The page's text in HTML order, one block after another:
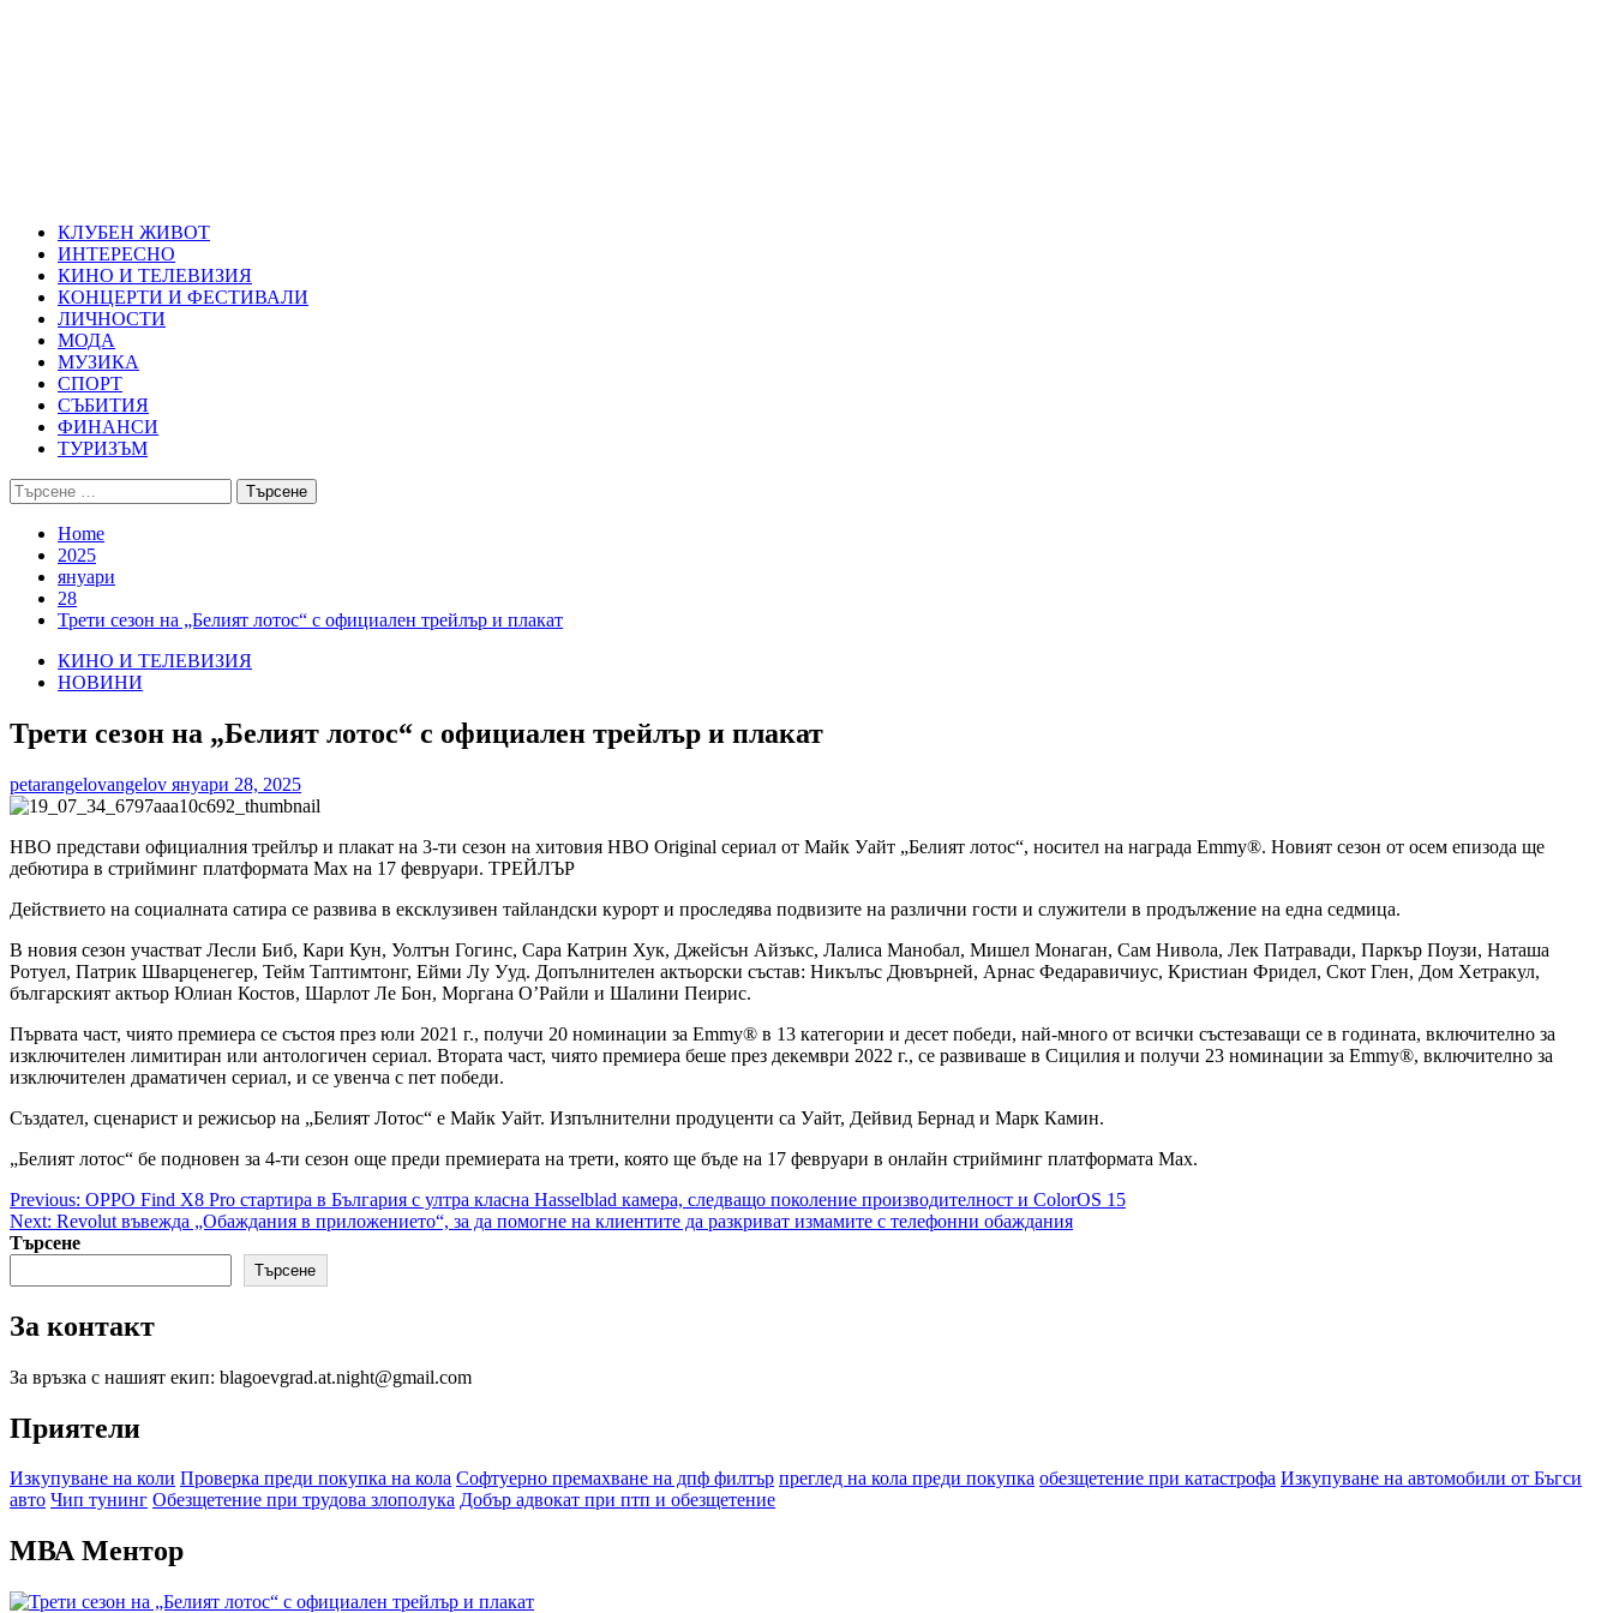
КЛУБЕН ЖИВОТ
ИНТЕРЕСНО
КИНО И ТЕЛЕВИЗИЯ
КОНЦЕРТИ И ФЕСТИВАЛИ
ЛИЧНОСТИ
МОДА
МУЗИКА
СПОРТ
СЪБИТИЯ
ФИНАНСИ
ТУРИЗЪМ
Търсене
за:
Home
2025
януари
28
Трети сезон на „Белият лотос“ с официален трейлър и плакат
КИНО И ТЕЛЕВИЗИЯ
НОВИНИ
Трети сезон на „Белият лотос“ с официален трейлър и плакат
petarangelovangelov януари 28, 2025
HBO представи официалния трейлър и плакат на 3-ти сезон на хитовия HBO Original сериал от Майк Уайт „Белият лотос“, носител на награда Emmy®. Новият сезон от осем епизода ще
дебютира в стрийминг платформата Max на 17 февруари. ТРЕЙЛЪР
Действието на социалната сатира се развива в ексклузивен тайландски курорт и проследява подвизите на различни гости и служители в продължение на една седмица.
В новия сезон участват Лесли Биб, Кари Кун, Уолтън Гогинс, Сара Катрин Хук, Джейсън Айзъкс, Лалиса Манобал, Мишел Монаган, Сам Нивола, Лек Патравади, Паркър Поузи, Наташа
Ротуел, Патрик Шварценегер, Тейм Таптимтонг, Ейми Лу Ууд. Допълнителен актьорски състав: Никълъс Дювърней, Арнас Федаравичиус, Кристиан Фридел, Скот Глен, Дом Хетракул,
българският актьор Юлиан Костов, Шарлот Ле Бон, Моргана О’Райли и Шалини Пеирис.
Първата част, чиято премиера се състоя през юли 2021 г., получи 20 номинации за Emmy® в 13 категории и десет победи, най-много от всички състезаващи се в годината, включително за
изключителен лимитиран или антологичен сериал. Втората част, чиято премиера беше през декември 2022 г., се развиваше в Сицилия и получи 23 номинации за Emmy®, включително за
изключителен драматичен сериал, и се увенча с пет победи.
Създател, сценарист и режисьор на „Белият Лотос“ е Майк Уайт. Изпълнителни продуценти са Уайт, Дейвид Бернад и Марк Камин.
„Белият лотос“ бе подновен за 4-ти сезон още преди премиерата на трети, която ще бъде на 17 февруари в онлайн стрийминг платформата Max.
Post
navigation
Previous: OPPO Find X8 Pro стартира в България с ултра класна Hasselblad камера, следващо поколение производителност и ColorOS 15
Next: Revolut въвежда „Обаждания в приложението“, за да помогне на клиентите да разкриват измамите с телефонни обаждания
Търсене
Търсене
За контакт
За връзка с нашият екип: blagoevgrad.at.night@gmail.com
Приятели
Изкупуване на коли Проверка преди покупка на кола Софтуерно премахване на дпф филтър преглед на кола преди покупка обезщетение при катастрофа Изкупуване на автомобили от Бъгси
авто Чип тунинг Обезщетение при трудова злополука Добър адвокат при птп и обезщетение
МВА Ментор